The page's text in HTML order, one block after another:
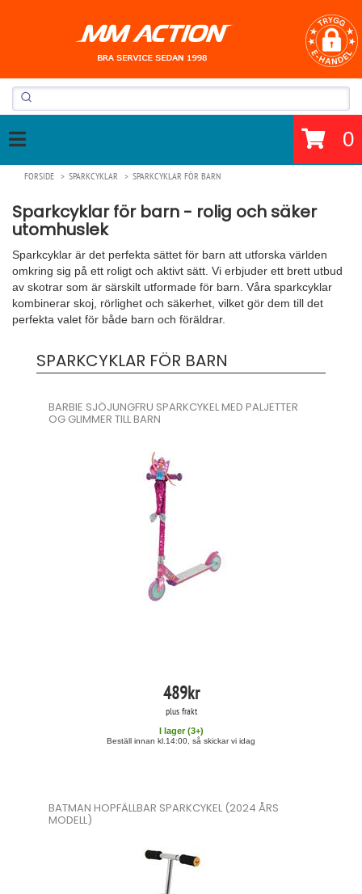
0
FORSIDE SPARKCYKLAR SPARKCYKLAR FÖR BARN
Sparkcyklar för barn - rolig och säker
utomhuslek
Sparkcyklar är det perfekta sättet för barn att utforska världen
omkring sig på ett roligt och aktivt sätt. Vi erbjuder ett brett utbud
av skotrar som är särskilt utformade för barn. Våra sparkcyklar
kombinerar skoj, rörlighet och säkerhet, vilket gör dem till det
perfekta valet för både barn och föräldrar.
SPARKCYKLAR FÖR BARN
BARBIE SJÖJUNGFRU SPARKCYKEL MED PALJETTER
OG GLIMMER TILL BARN
489kr
plus frakt
I lager (3+)
Beställ innan kl.14:00, så skickar vi idag
BATMAN HOPFÄLLBAR SPARKCYKEL (2024 ÅRS
MODELL)